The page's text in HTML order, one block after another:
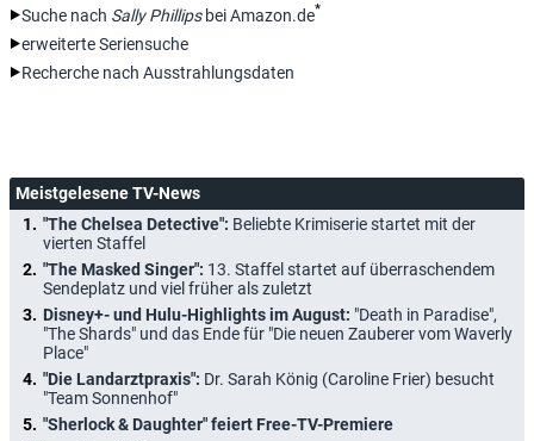
Suche nach Sally Phillipsbei Amazon.de*
erweiterte Seriensuche
Recherche nach Ausstrahlungsdaten
Meistgelesene TV-News
"The Chelsea Detective": Beliebte Krimiserie startet mit der
vierten Staffel
"The Masked Singer": 13. Staffel startet auf überraschendem
Sendeplatz und viel früher als zuletzt
Disney+- und Hulu-Highlights im August: "Death in Paradise",
"The Shards" und das Ende für "Die neuen Zauberer vom Waverly
Place"
"Die Landarztpraxis": Dr. Sarah König (Caroline Frier) besucht
"Team Sonnenhof"
"Sherlock & Daughter" feiert Free-TV-Premiere